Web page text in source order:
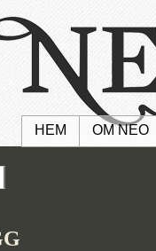
HEM OM NEO